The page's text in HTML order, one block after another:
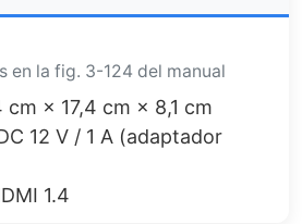
en la fig. 3-124 del manual
cm × 17,4 cm × 8,1 cm
12 V / 1 A (adaptador
1.4